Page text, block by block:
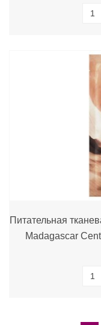
Питательная
Madagascar